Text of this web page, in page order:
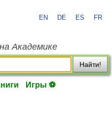
EN DE ES FR
Академике
Найти!
Игры ⚽